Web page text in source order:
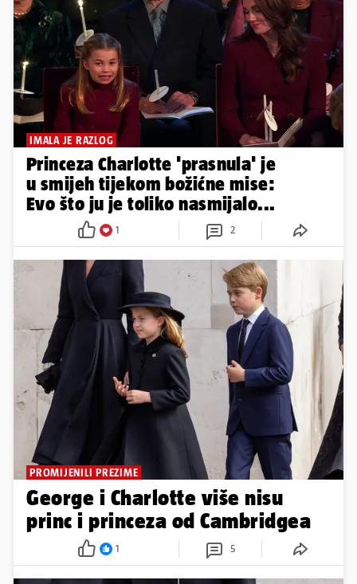
IMALA JE RAZLOG
Princeza Charlotte 'prasnula' je
u smijeh tijekom božićne mise:
Evo što ju je toliko nasmijalo...
1 2
PROMIJENILI PREZIME
George i Charlotte više nisu
princ i princeza od Cambridgea
1 5